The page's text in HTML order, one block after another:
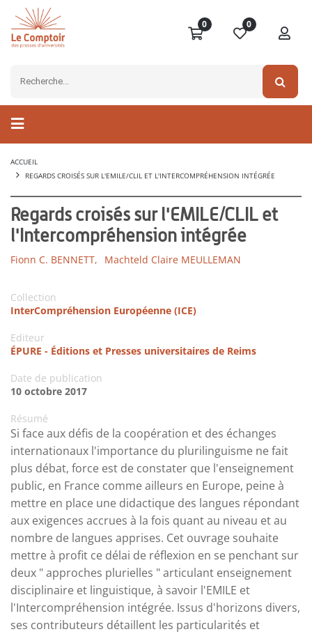
0 0
ACCUEIL
REGARDS CROISÉS SUR L'EMILE/CLIL ET L'INTERCOMPRÉHENSION INTÉGRÉE
Regards croisés sur l'EMILE/CLIL et
l'Intercompréhension intégrée
Fionn C. BENNETT, Machteld Claire MEULLEMAN
Collection
InterCompréhension Européenne (ICE)
Editeur
ÉPURE - Éditions et Presses universitaires de Reims
Date de publication
10 octobre 2017
Résumé
Si face aux défis de la coopération et des échanges
internationaux l'importance du plurilinguisme ne fait
plus débat, force est de constater que l'enseignement
public, en France comme ailleurs en Europe, peine à
mettre en place une didactique des langues répondant
aux exigences accrues à la fois quant au niveau et au
nombre de langues apprises. Cet ouvrage souhaite
mettre à profit ce délai de réflexion en se penchant sur
deux " approches plurielles " articulant enseignement
disciplinaire et linguistique, à savoir l'EMILE et
l'Intercompréhension intégrée. Issus d'horizons divers,
ses contributeurs détaillent les particularités et